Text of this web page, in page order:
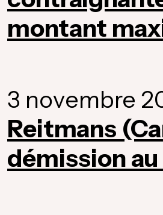
montant
3 novembre
Reitmans
démission